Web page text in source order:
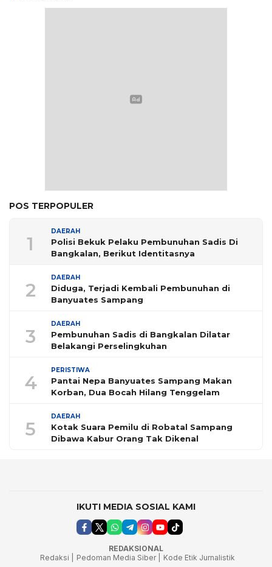
POS TERPOPULER
1
DAERAH
Polisi Bekuk Pelaku Pembunuhan Sadis Di
Bangkalan, Berikut Identitasnya
2
DAERAH
Diduga, Terjadi Kembali Pembunuhan di
Banyuates Sampang
3
DAERAH
Pembunuhan Sadis di Bangkalan Dilatar
Belakangi Perselingkuhan
4
PERISTIWA
Pantai Nepa Banyuates Sampang Makan
Korban, Dua Bocah Hilang Tenggelam
5
DAERAH
Kotak Suara Pemilu di Robatal Sampang
Dibawa Kabur Orang Tak Dikenal
IKUTI MEDIA SOSIAL KAMI
REDAKSIONAL
Redaksi |
Pedoman Media Siber | Kode Etik Jurnalistik